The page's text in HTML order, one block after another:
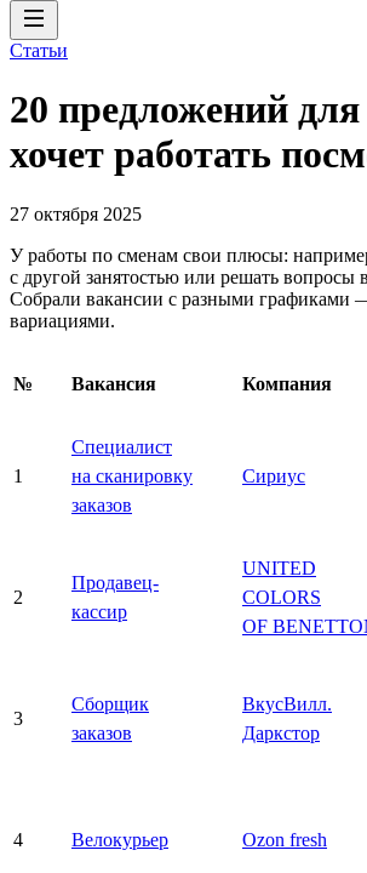
Статьи
20 предложений для
хочет работать
27 октября 2025
У работы по сменам свои плюсы:
с другой занятостью или решать вопросы
Собрали вакансии с разными графиками
вариациями.
№ Вакансия Компания
1
Специалист
на сканировку
заказов
Сириус
2
Продавец-
кассир
UNITED
COLORS
OF
3
Сборщик
заказов
ВкусВилл.
Даркстор
4 Велокурьер Ozon fresh